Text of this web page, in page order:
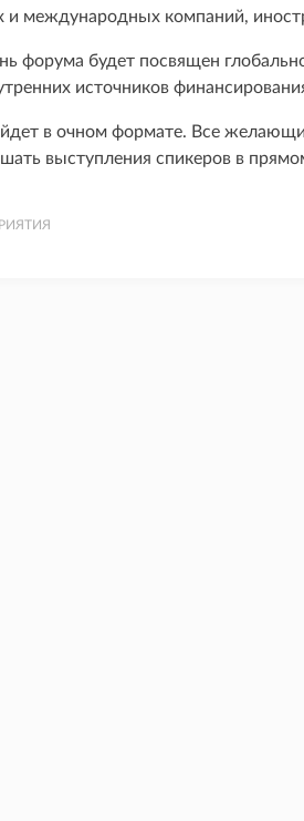
и международных компаний,
форума будет посвящен
источников
в очном формате. Все
выступления спикеров в